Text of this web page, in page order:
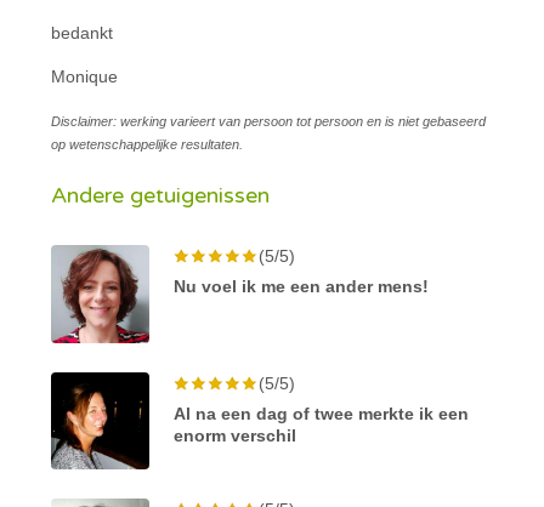
bedankt
Monique
Disclaimer: werking varieert van persoon tot persoon en is niet gebaseerd
op wetenschappelijke resultaten.
Andere getuigenissen
(5/5)
Nu voel ik me een ander mens!
(5/5)
Al na een dag of twee merkte ik een
enorm verschil